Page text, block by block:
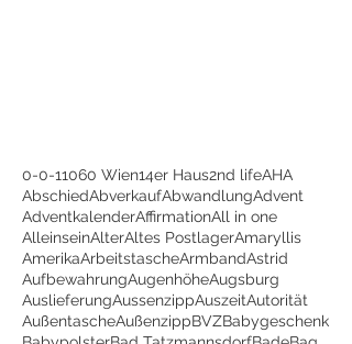
0-0-11060 Wien14er Haus2nd lifeAHA
AbschiedAbverkaufAbwandlungAdvent
AdventkalenderAffirmationAll in one
AlleinseinAlterAltes PostlagerAmaryllis
AmerikaArbeitstascheArmbandAstrid
AufbewahrungAugenhöheAugsburg
AuslieferungAussenzippAuszeitAutorität
AußentascheAußenzippBVZBabygeschenk